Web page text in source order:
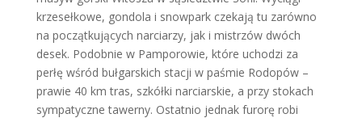
krzesełkowe, gondola i snowpark czekają tu zarówno
na początkujących narciarzy, jak i mistrzów dwóch
desek. Podobnie w Pamporowie, które uchodzi za
perłę wśród bułgarskich stacji w paśmie Rodopów –
prawie 40 km tras, szkółki narciarskie, a przy stokach
sympatyczne tawerny. Ostatnio jednak furorę robi